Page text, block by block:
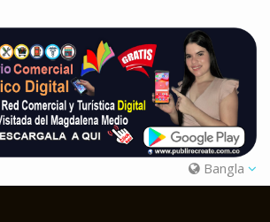
Bangla